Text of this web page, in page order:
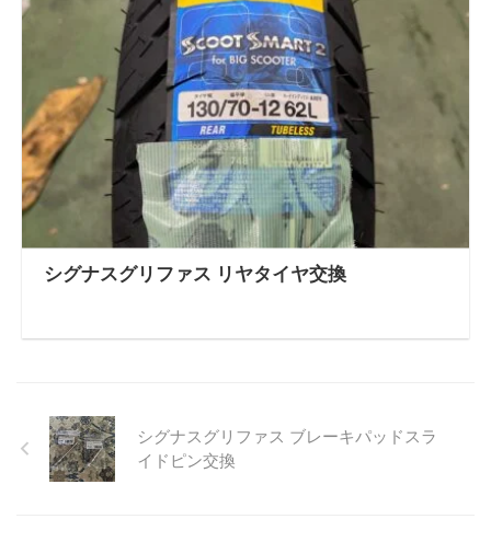
シグナスグリファス リヤタイヤ交換
シグナスグリファス ブレーキパッドスラ
イドピン交換